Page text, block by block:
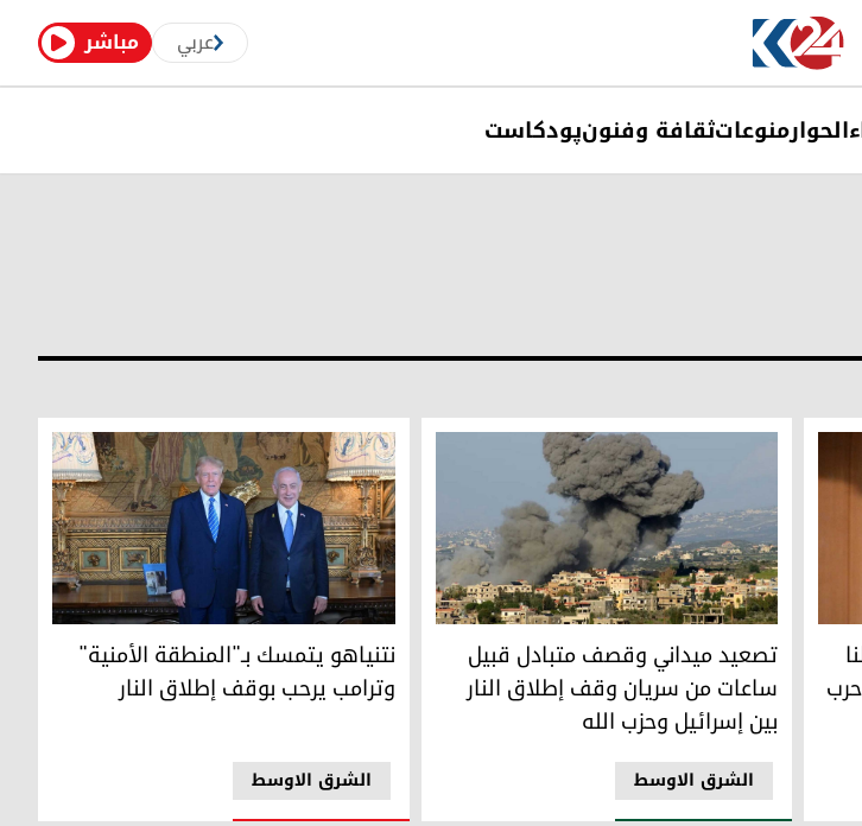
مباشر عربي
الحوارمنوعاتثقافة وفنونپودکاست
وطهران
تصعيد ميداني وقصف متبادل قبيل ساعات من سريان وقف إطلاق النار بين إسرائيل وحزب الله
الشرق الاوسط
تصعيد ميداني وقصف متبادل قبيل
ساعات من سريان وقف إطلاق النار
بين إسرائيل وحزب الله
نتنياهو يتمسك بـ"المنطقة الأمنية" وترامب
الشرق الاوسط
نتنياهو يتمسك بـ"المنطقة الأمنية"
وترامب يرحب بوقف إطلاق النار